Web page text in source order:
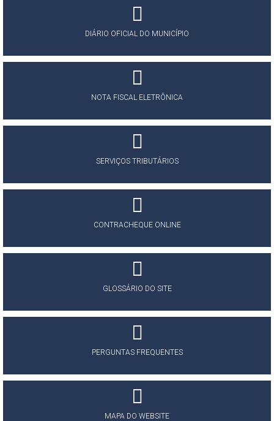
DIÁRIO OFICIAL DO MUNICÍPIO
NOTA FISCAL ELETRÔNICA
SERVIÇOS TRIBUTÁRIOS
CONTRACHEQUE ONLINE
GLOSSÁRIO DO SITE
PERGUNTAS FREQUENTES
MAPA DO WEBSITE